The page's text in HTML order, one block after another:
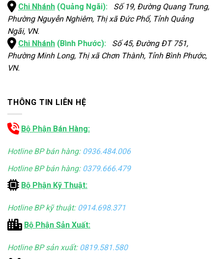
Chi Nhánh (Quảng Ngãi): Số 19, Đường Quang Trung,
Phường Nguyễn Nghiêm, Thị xã Đức Phổ, Tỉnh Quảng
Ngãi, VN.
Chi Nhánh (Bình Phước): Số 45, Đường ĐT 751,
Phường Minh Long, Thị xã Chơn Thành, Tỉnh Bình Phước,
VN.
THÔNG TIN LIÊN HỆ
Bộ Phận Bán Hàng:
Hotline BP bán hàng: 0936.484.006
Hotline BP bán hàng: 0379.666.479
Bộ Phận Kỹ Thuật:
Hotline BP kỹ thuật: 0914.698.371
Bộ Phận Sản Xuất:
Hotline BP sản xuất: 0819.581.580